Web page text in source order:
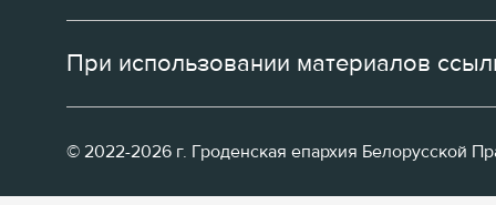
При использовании материалов
© 2022-2026 г. Гроденская епархия Белорусской